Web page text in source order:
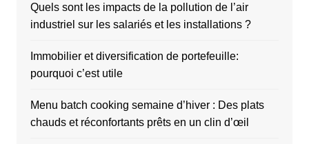
Quels sont les impacts de la pollution de l’air
industriel sur les salariés et les installations ?
Immobilier et diversification de portefeuille:
pourquoi c’est utile
Menu batch cooking semaine d’hiver : Des plats
chauds et réconfortants prêts en un clin d’œil